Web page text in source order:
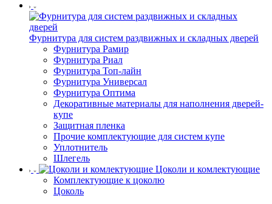
Фурнитура для систем раздвижных и складных дверей
Фурнитура Рамир
Фурнитура Риал
Фурнитура Топ-лайн
Фурнитура Универсал
Фурнитура Оптима
Декоративные материалы для наполнения дверей-
купе
Защитная пленка
Прочие комплектующие для систем купе
Уплотнитель
Шлегель
Цоколи и комлектующие
Комплектующие к цоколю
Цоколь